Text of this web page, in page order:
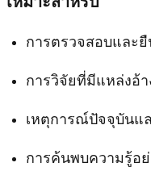
การตรวจสอบและ
การวิจัยที่มีแหล่งอ้า
เหตุการณ์ปัจจุบันแ
การค้นพบความรู้อย่